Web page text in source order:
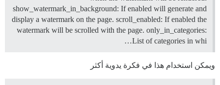
show_watermark_in_background: If enabled will generate and
display a watermark on the page. scroll_enabled: If enabled the
watermark will be scrolled with the page. only_in_categories:
List of categories in whi…
ويمكن استخدام هذا في فكرة يدوية أكثر